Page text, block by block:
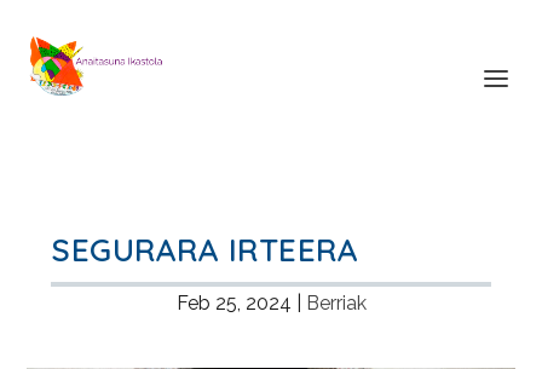
SEGURARA IRTEERA
Feb 25, 2024 Berriak